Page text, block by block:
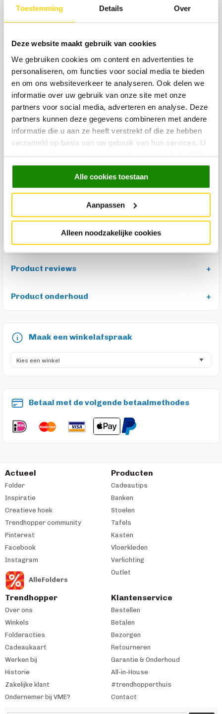
Toestemming Details Over
Deze website maakt gebruik van cookies
We gebruiken cookies om content en advertenties te
personaliseren, om functies voor social media te bieden
en om ons websiteverkeer te analyseren. Ook delen we
informatie over uw gebruik van onze site met onze
partners voor social media, adverteren en analyse. Deze
partners kunnen deze gegevens combineren met andere
informatie die u aan ze heeft verstrekt of die ze hebben
verzameld op basis van uw gebruik van hun services. U
gaat akkoord met onze cookies als u onze website blijft
gebruiken.
Alle cookies toestaan
Aanpassen
Alleen noodzakelijke cookies
Merk
NORDLUX
Levertijd
Levertijd: 2-3 werkdagen
Kleur
Zwart
Lengte
26 cm
Custom Made
Nee
Gemonteerd
Productgroep Trendhopper
Bureau- en tafellampen
Product reviews
Product onderhoud
Maak een winkelafspraak
Betaal met de volgende betaalmethodes
Actueel
Folder
Inspiratie
Creatieve hoek
Trendhopper community
Pinterest
Facebook
Instagram
AlleFolders
Producten
Cadeautips
Banken
Stoelen
Tafels
Kasten
Vloerkleden
Verlichting
Outlet
Trendhopper
Over ons
Winkels
Folderacties
Cadeaukaart
Werken bij
Historie
Zakelijke klant
Ondernemer bij VME?
Klantenservice
Bestellen
Betalen
Bezorgen
Retourneren
Garantie & Onderhoud
All-in-House
#trendhopperthuis
Contact